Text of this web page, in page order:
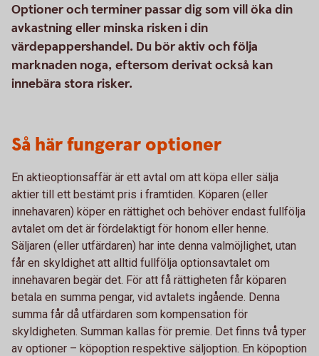
Optioner och terminer passar dig som vill öka din
avkastning eller minska risken i din
värdepappershandel. Du bör aktiv och följa
marknaden noga, eftersom derivat också kan
innebära stora risker.
Så här fungerar optioner
En aktieoptionsaffär är ett avtal om att köpa eller sälja
aktier till ett bestämt pris i framtiden. Köparen (eller
innehavaren) köper en rättighet och behöver endast fullfölja
avtalet om det är fördelaktigt för honom eller henne.
Säljaren (eller utfärdaren) har inte denna valmöjlighet, utan
får en skyldighet att alltid fullfölja optionsavtalet om
innehavaren begär det. För att få rättigheten får köparen
betala en summa pengar, vid avtalets ingående. Denna
summa får då utfärdaren som kompensation för
skyldigheten. Summan kallas för premie. Det finns två typer
av optioner – köpoption respektive säljoption. En köpoption